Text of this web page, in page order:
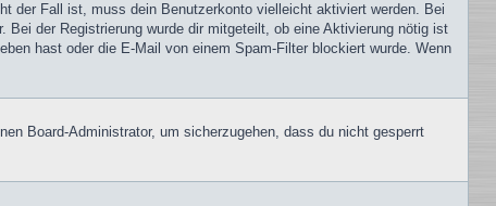
der Fall ist, muss dein Benutzerkonto vielleicht aktiviert werden. Bei
der Registrierung wurde dir mitgeteilt, ob eine Aktivierung nötig ist
hast oder die E-Mail von einem Spam-Filter blockiert wurde. Wenn
Board-Administrator, um sicherzugehen, dass du nicht gesperrt